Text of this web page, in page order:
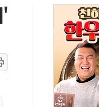
라우드플레어·태양광주↑
종자 7359명 끝까지 찾겠다"
포항시 '시끌'
거름…수도권 집중 완화 전환
' 주재… "전폭적 공급 확대·속
과…美 태양광주 급등
'